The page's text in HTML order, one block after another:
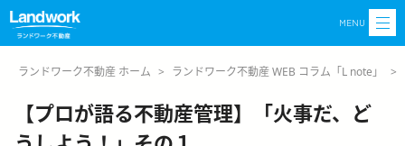
MENU
ランドワーク不動産 ホーム > ランドワーク不動産 WEB コラム「L note」 >
【プロが語る不動産管理】「火事だ、ど